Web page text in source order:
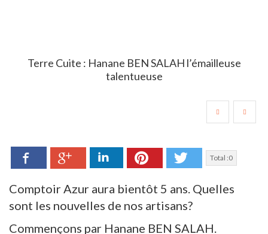
Terre Cuite : Hanane BEN SALAH l’émailleuse
talentueuse
Facebook Google+ LinkedIn Pinterest Twitter
Total :0
Comptoir Azur aura bientôt 5 ans. Quelles
sont les nouvelles de nos artisans?
Commençons par Hanane BEN SALAH.